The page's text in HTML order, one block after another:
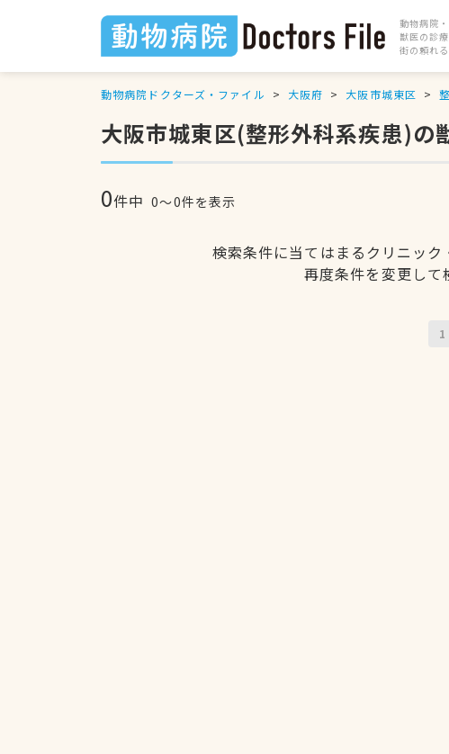
動物病院
獣医の診
街の頼れ
動物病院ドクターズ・ファイル 大阪府 大阪市城東区
大阪市城東区(整形外科系疾患)の
0件中 0〜0件を表示
検索条件に当てはまるクリニック
再度条件を変更して
1